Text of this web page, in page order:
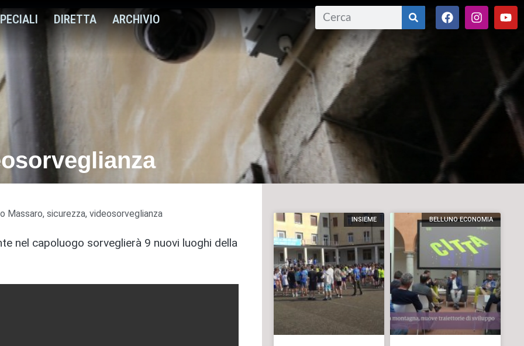
DIRETTA ARCHIVIO
Massaro, sicurezza, videosorveglianza
nel capoluogo sorveglierà 9 nuovi luoghi della
INSIEME BELLUNO ECONOMIA